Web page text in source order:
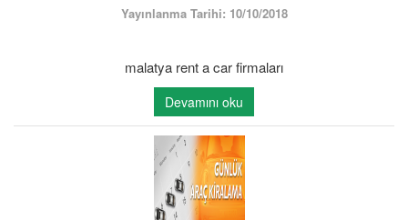
REFERANSLAR
Yayınlanma Tarihi: 10/10/2018
malatya rent a car firmaları
Devamını oku